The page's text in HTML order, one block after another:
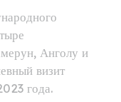
Анголу и
визит
года.